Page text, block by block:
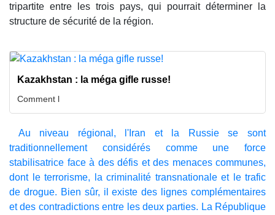
tripartite entre les trois pays, qui pourrait déterminer la
structure de sécurité de la région.
Kazakhstan : la méga gifle russe!
Comment l
Au niveau régional, l'Iran et la Russie se sont
traditionnellement considérés comme une force
stabilisatrice face à des défis et des menaces communes,
dont le terrorisme, la criminalité transnationale et le trafic
de drogue. Bien sûr, il existe des lignes complémentaires
et des contradictions entre les deux parties. La République